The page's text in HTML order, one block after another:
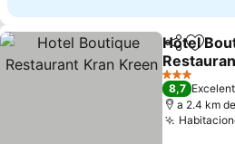
Compartir
Hotel
Ver precios
3 Estrellas
8,7
a 2.4 km